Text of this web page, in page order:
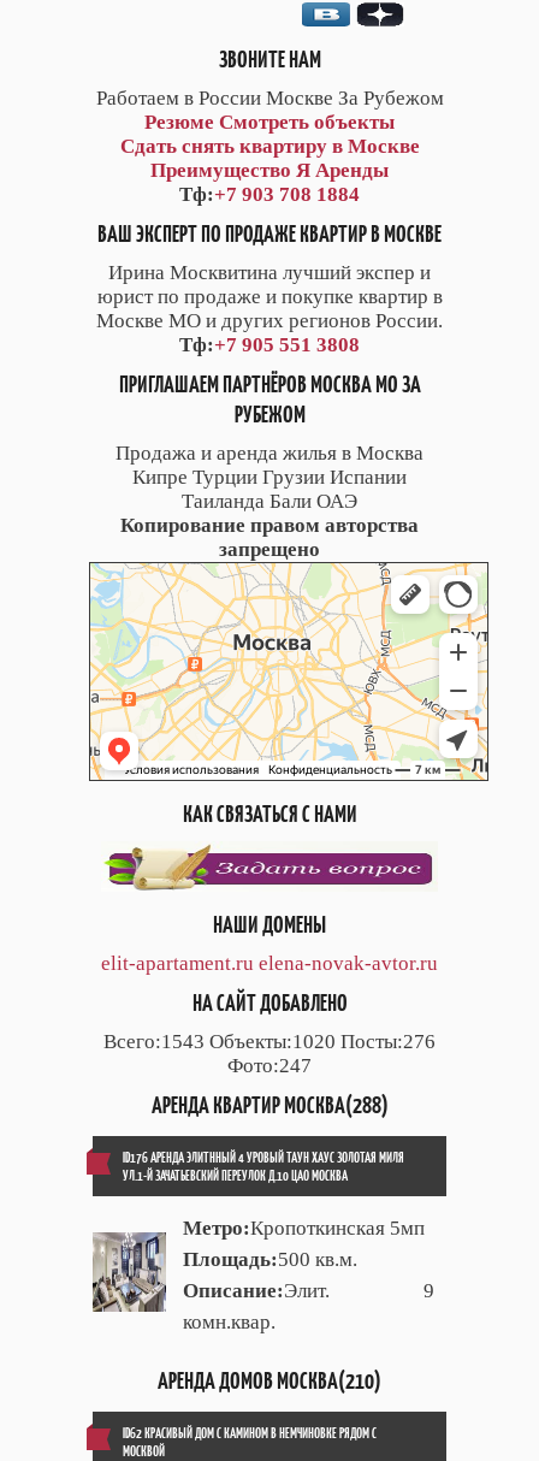
ЗВОНИТЕ НАМ
Работаем в России Москве За Рубежом
Резюме Смотреть объекты
Сдать снять квартиру в Москве
Преимущество Я Аренды
Тф:+7 903 708 1884
ВАШ ЭКСПЕРТ ПО ПРОДАЖЕ КВАРТИР В МОСКВЕ
Ирина Москвитина лучший экспер и
юрист по продаже и покупке квартир в
Москве МО и других регионов России.
Тф:+7 905 551 3808
ПРИГЛАШАЕМ ПАРТНЁРОВ МОСКВА МО ЗА
РУБЕЖОМ
Продажа и аренда жилья в Москва
Кипре Турции Грузии Испании
Таиланда Бали ОАЭ
Копирование правом авторства
запрещено
КАК СВЯЗАТЬСЯ С НАМИ
НАШИ ДОМЕНЫ
elit-apartament.ru elena-novak-avtor.ru
НА САЙТ ДОБАВЛЕНО
Всего:1543 Объекты:1020 Посты:276
Фото:247
АРЕНДА КВАРТИР МОСКВА(288)
ID176 АРЕНДА ЭЛИТННЫЙ 4 УРОВЫЙ ТАУН ХАУС ЗОЛОТАЯ МИЛЯ
УЛ.1-Й ЗАЧАТЬЕВСКИЙ ПЕРЕУЛОК Д.10 ЦАО МОСКВА
Метро:Кропоткинская 5мп
Площадь:500 кв.м.
Описание:Элит. 9
комн.квар.
АРЕНДА ДОМОВ МОСКВА(210)
ID62 КРАСИВЫЙ ДОМ С КАМИНОМ В НЕМЧИНОВКЕ РЯДОМ С
МОСКВОЙ